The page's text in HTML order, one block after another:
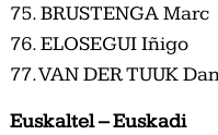
75. BRUSTENGA Marc
76. ELOSEGUI Iñigo
77. VAN DER TUUK
Euskaltel – Euskadi